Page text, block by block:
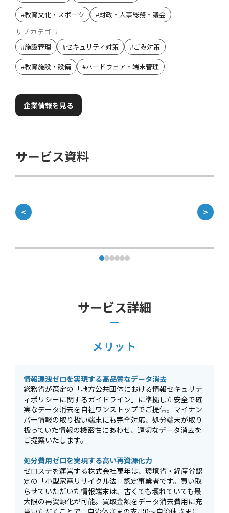
#教育文化・スポーツ #財政・人事総務・議会
サブカテゴリ
#施設管理 #セキュリティ対策 #ごみ対策
#教育施設・設備 #ハードウェア・端末管理
企業情報を見る
サービス資料
＜ ＞
サービス詳細
メリット
情報漏洩ゼロを実現する高品質なデータ消去
総務省が策定の「地方公共団体における情報セキュリテ
ィポリシーに関するガイドライン」に準拠した安全で確
実なデータ消去を自社ワンストップでご提供。マイナン
バー情報の取り扱い端末にも完全対応、処分端末が取り
扱っていた情報の機密性にあわせ、適切なデータ消去を
ご提案いたします。
処分費用ゼロを実現する高い再資源化力
ゼロステを運営する株式会社萬年は、環境省・経産省認
定の「小型家電リサイクル法」認定事業者です。買い取
らせていただいた情報端末は、古くても壊れていても最
大限の再資源化が可能。買取金額をデータ消去費用に充